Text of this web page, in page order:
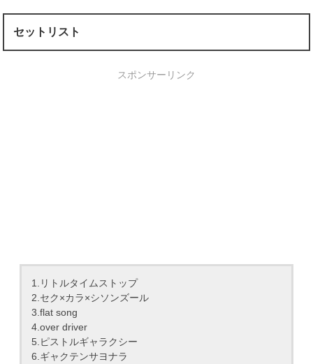
セットリスト
スポンサーリンク
1.リトルタイムストップ
2.セク×カラ×シソンズール
3.flat song
4.over driver
5.ピストルギャラクシー
6.ギャクテンサヨナラ